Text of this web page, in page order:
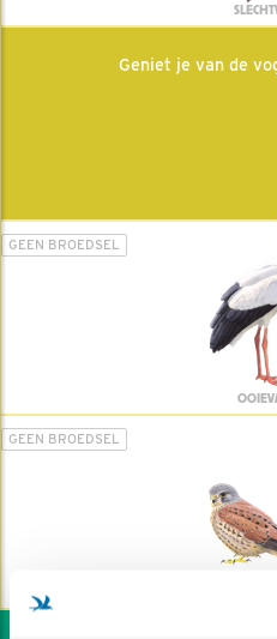
Geniet je van de
GEEN BROEDSEL
GEEN BROEDSEL